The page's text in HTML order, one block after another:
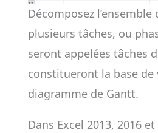
Décomposez
plusieurs tâches, ou
seront appelées tâches
constitueront la base de
diagramme de Gantt.
Dans Excel 2013, 2016